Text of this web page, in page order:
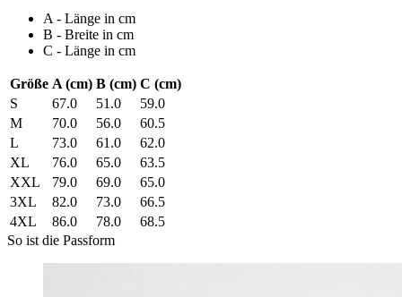
A - Länge in cm
B - Breite in cm
C - Länge in cm
Größe A (cm) B (cm) C (cm)
S
67.0 51.0
59.0
M
70.0 56.0
60.5
L
73.0 61.0
62.0
XL
76.0 65.0
63.5
XXL
79.0 69.0
65.0
3XL
82.0 73.0
66.5
4XL
86.0 78.0
68.5
So ist die Passform